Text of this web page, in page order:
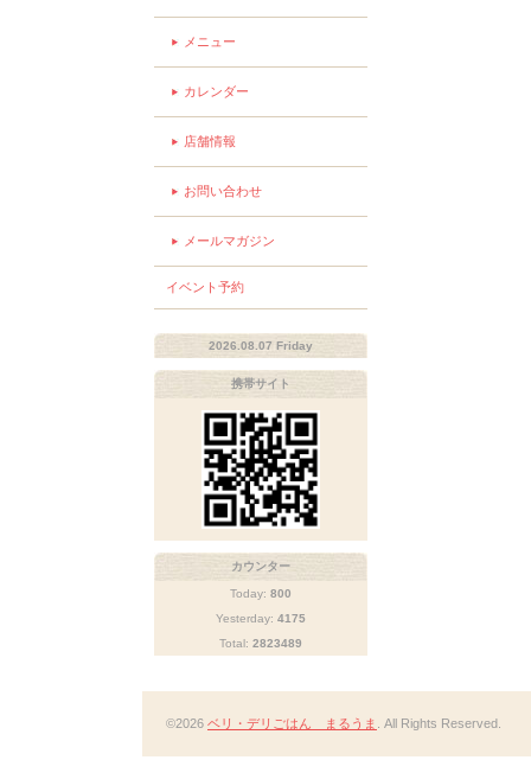
メニュー
カレンダー
店舗情報
お問い合わせ
メールマガジン
イベント予約
2026.08.07 Friday
携帯サイト
カウンター
Today: 800
Yesterday: 4175
Total: 2823489
©2026 ベリ・デリごはん まるうま . All Rights Reserved.